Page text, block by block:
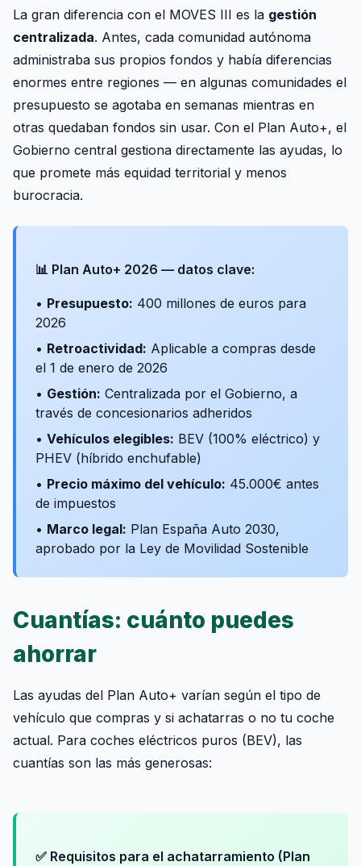
La gran diferencia con el MOVES III es la gestión
centralizada. Antes, cada comunidad autónoma
administraba sus propios fondos y había diferencias
enormes entre regiones — en algunas comunidades el
presupuesto se agotaba en semanas mientras en
otras quedaban fondos sin usar. Con el Plan Auto+, el
Gobierno central gestiona directamente las ayudas, lo
que promete más equidad territorial y menos
burocracia.
📊 Plan Auto+ 2026 — datos clave:
• Presupuesto: 400 millones de euros para
2026
• Retroactividad: Aplicable a compras desde
el 1 de enero de 2026
• Gestión: Centralizada por el Gobierno, a
través de concesionarios adheridos
• Vehículos elegibles: BEV (100% eléctrico) y
PHEV (híbrido enchufable)
• Precio máximo del vehículo: 45.000€ antes
de impuestos
• Marco legal: Plan España Auto 2030,
aprobado por la Ley de Movilidad Sostenible
Cuantías: cuánto puedes
ahorrar
Las ayudas del Plan Auto+ varían según el tipo de
vehículo que compras y si achatarras o no tu coche
actual. Para coches eléctricos puros (BEV), las
cuantías son las más generosas:
✅ Requisitos para el achatarramiento (Plan